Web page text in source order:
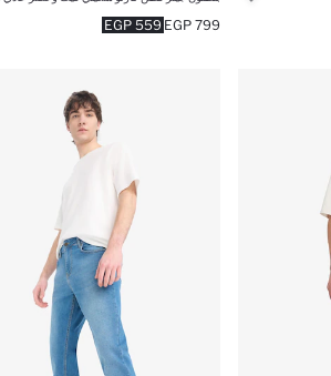
559 EGP 799 EGP